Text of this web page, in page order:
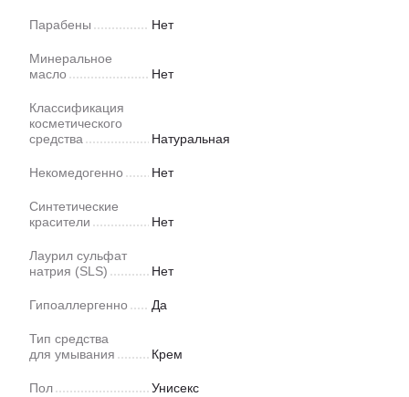
Парабены Нет
Минеральное
масло
Нет
Классификация
косметического
средства
Натуральная
Некомедогенно Нет
Синтетические
красители
Нет
Лаурил сульфат
натрия (SLS)
Нет
Гипоаллергенно Да
Тип средства
для умывания
Крем
Пол Унисекс